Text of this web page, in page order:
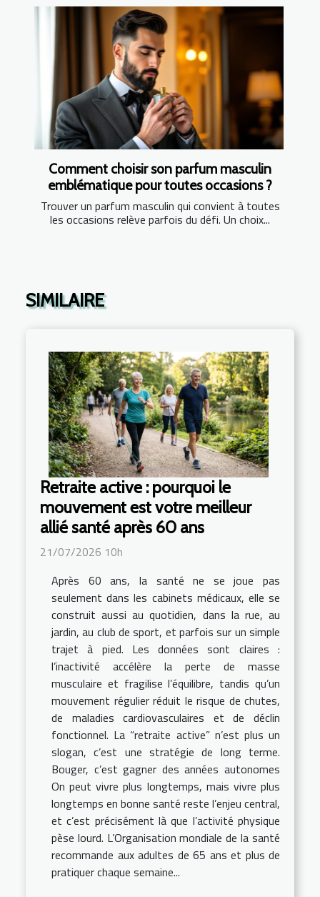
Comment choisir son parfum masculin
emblématique pour toutes occasions ?
Trouver un parfum masculin qui convient à toutes
les occasions relève parfois du défi. Un choix...
SIMILAIRE
Retraite active : pourquoi le
mouvement est votre meilleur
allié santé après 60 ans
21/07/2026 10h
Après 60 ans, la santé ne se joue pas
seulement dans les cabinets médicaux, elle se
construit aussi au quotidien, dans la rue, au
jardin, au club de sport, et parfois sur un simple
trajet à pied. Les données sont claires :
l’inactivité accélère la perte de masse
musculaire et fragilise l’équilibre, tandis qu’un
mouvement régulier réduit le risque de chutes,
de maladies cardiovasculaires et de déclin
fonctionnel. La “retraite active” n’est plus un
slogan, c’est une stratégie de long terme.
Bouger, c’est gagner des années autonomes
On peut vivre plus longtemps, mais vivre plus
longtemps en bonne santé reste l’enjeu central,
et c’est précisément là que l’activité physique
pèse lourd. L’Organisation mondiale de la santé
recommande aux adultes de 65 ans et plus de
pratiquer chaque semaine...